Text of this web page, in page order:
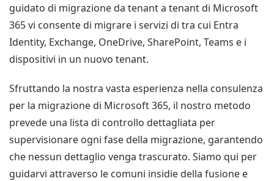
guidato di migrazione da tenant a tenant di Microsoft
365 vi consente di migrare i servizi di tra cui Entra
Identity, Exchange, OneDrive, SharePoint, Teams e i
dispositivi in un nuovo tenant.
Sfruttando la nostra vasta esperienza nella consulenza
per la migrazione di Microsoft 365, il nostro metodo
prevede una lista di controllo dettagliata per
supervisionare ogni fase della migrazione, garantendo
che nessun dettaglio venga trascurato. Siamo qui per
guidarvi attraverso le comuni insidie della fusione e